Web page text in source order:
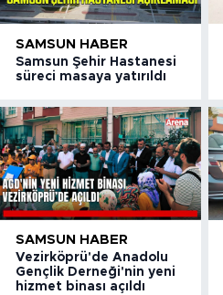
SAMSUN HABER
Samsun Şehir Hastanesi
süreci masaya yatırıldı
SAMSUN HABER
Vezirköprü'de Anadolu
Gençlik Derneği'nin yeni
hizmet binası açıldı